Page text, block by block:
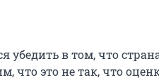
убедить в том, что
что это не так, что